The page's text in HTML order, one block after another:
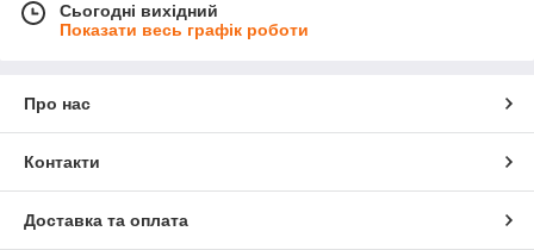
Сьогодні вихідний
Показати весь графік роботи
Про нас
Контакти
Доставка та оплата